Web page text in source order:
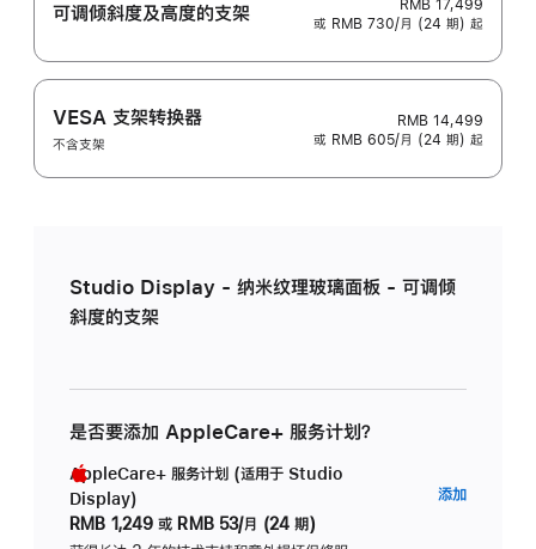
可调倾斜度及高‍度的支‍架
RMB 17,499
或 RMB 730/月 (24 期) 起
VESA 支架转换器
不含支架
RMB 14,499
或 RMB 605/月 (24 期) 起
Studio Display - 纳米纹理玻璃面板 - 可调倾
斜度的支架
是否要添加 AppleCare+ 服务计划？
AppleCare+ 服务计划 (适用于 Studio
Display)
RMB 1,249 或 RMB 53/月 (24 期)
添加